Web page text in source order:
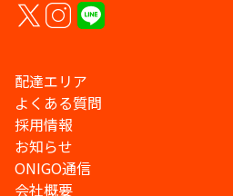
配達エリア
よくある質問
採用情報
お知らせ
ONIGO通信
会社概要